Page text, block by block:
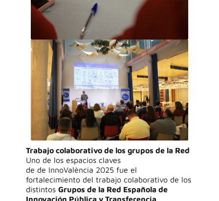
Trabajo colaborativo de los grupos de la Red
Uno de los espacios claves
de de InnoValència 2025 fue el
fortalecimiento del trabajo colaborativo de los
distintos Grupos de la Red Española de
Innovación Pública y Transferencia